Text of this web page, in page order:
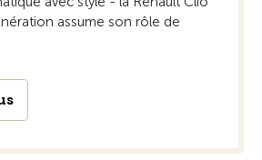
assume son rôle de